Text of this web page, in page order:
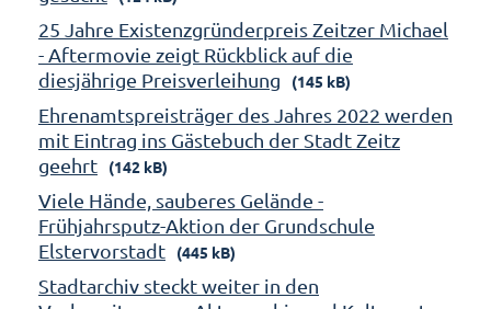
25 Jahre Existenzgründerpreis Zeitzer Michael
- Aftermovie zeigt Rückblick auf die
diesjährige Preisverleihung
(145 kB)
Ehrenamtspreisträger des Jahres 2022 werden
mit Eintrag ins Gästebuch der Stadt Zeitz
geehrt
(142 kB)
Viele Hände, sauberes Gelände -
Frühjahrsputz-Aktion der Grundschule
Elstervorstadt
(445 kB)
Stadtarchiv steckt weiter in den